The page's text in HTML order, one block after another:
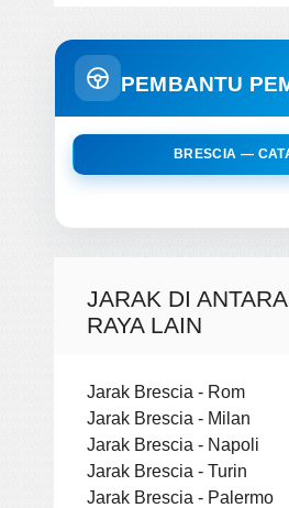
PEMBANTU
BRESCIA —
JARAK DI
RAYA LAIN
Jarak Brescia - Rom
Jarak Brescia - Milan
Jarak Brescia - Napoli
Jarak Brescia - Turin
Jarak Brescia - Palermo